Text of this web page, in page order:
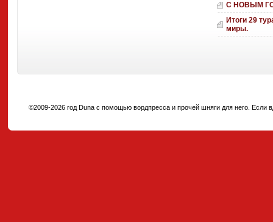
С НОВЫМ
Итоги 29
миры.
©2009-2026 год Duna с помощью вордпресса и прочей шняги для него. Если